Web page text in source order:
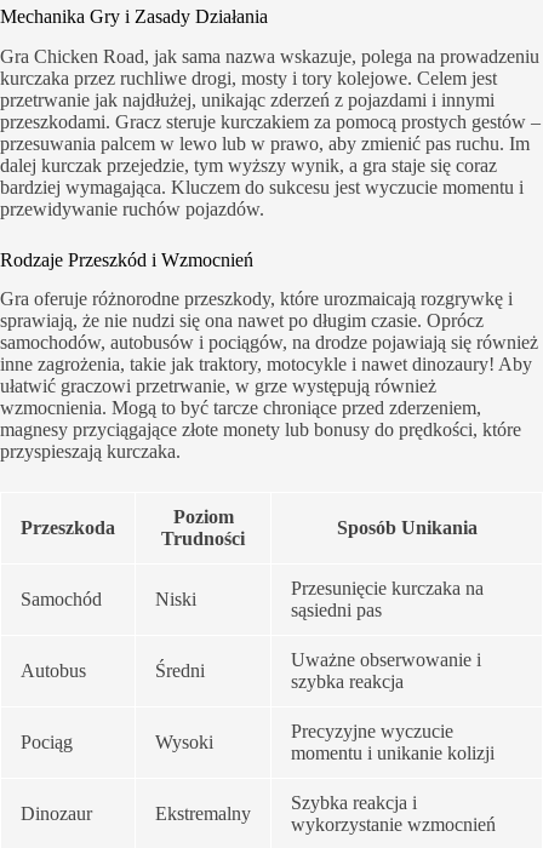
Mechanika Gry i Zasady Działania
Gra Chicken Road, jak sama nazwa wskazuje, polega na prowadzeniu
kurczaka przez ruchliwe drogi, mosty i tory kolejowe. Celem jest
przetrwanie jak najdłużej, unikając zderzeń z pojazdami i innymi
przeszkodami. Gracz steruje kurczakiem za pomocą prostych gestów –
przesuwania palcem w lewo lub w prawo, aby zmienić pas ruchu. Im
dalej kurczak przejedzie, tym wyższy wynik, a gra staje się coraz
bardziej wymagająca. Kluczem do sukcesu jest wyczucie momentu i
przewidywanie ruchów pojazdów.
Rodzaje Przeszkód i Wzmocnień
Gra oferuje różnorodne przeszkody, które urozmaicają rozgrywkę i
sprawiają, że nie nudzi się ona nawet po długim czasie. Oprócz
samochodów, autobusów i pociągów, na drodze pojawiają się również
inne zagrożenia, takie jak traktory, motocykle i nawet dinozaury! Aby
ułatwić graczowi przetrwanie, w grze występują również
wzmocnienia. Mogą to być tarcze chroniące przed zderzeniem,
magnesy przyciągające złote monety lub bonusy do prędkości, które
przyspieszają kurczaka.
Przeszkoda
Poziom
Trudności
Sposób Unikania
Samochód Niski
Przesunięcie kurczaka na
sąsiedni pas
Autobus Średni
Uważne obserwowanie i
szybka reakcja
Pociąg Wysoki
Precyzyjne wyczucie
momentu i unikanie kolizji
Dinozaur Ekstremalny
Szybka reakcja i
wykorzystanie wzmocnień